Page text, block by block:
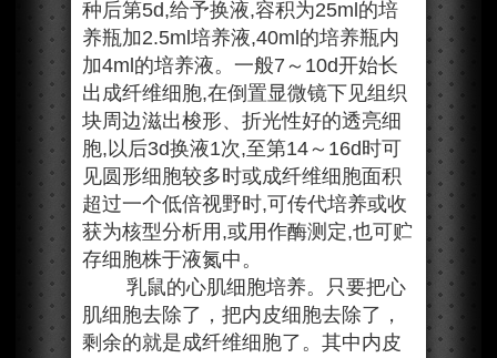
种后第5d,给予换液,容积为25ml的培
养瓶加2.5ml培养液,40ml的培养瓶内
加4ml的培养液。一般7～10d开始长
出成纤维细胞,在倒置显微镜下见组织
块周边滋出梭形、折光性好的透亮细
胞,以后3d换液1次,至第14～16d时可
见圆形细胞较多时或成纤维细胞面积
超过一个低倍视野时,可传代培养或收
获为核型分析用,或用作酶测定,也可贮
存细胞株于液氮中。
乳鼠的心肌细胞培养。只要把心
肌细胞去除了，把内皮细胞去除了，
剩余的就是成纤维细胞了。其中内皮